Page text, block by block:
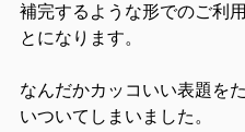
補完するような形でのご利
とになります。
なんだかカッコいい表題を
いついてしまいました。